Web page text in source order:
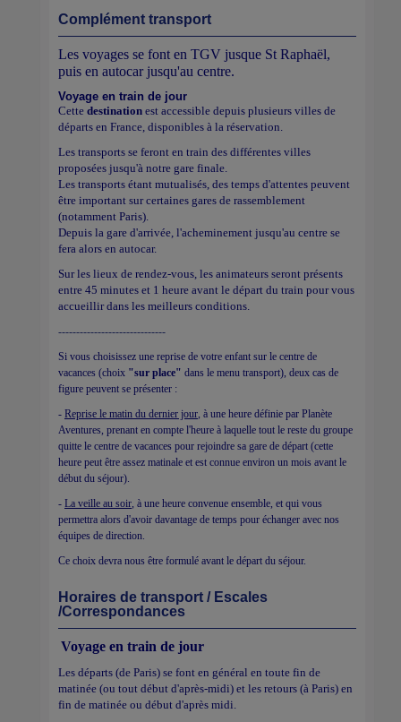
Complément transport
Les voyages se font en TGV jusque St Raphaël,
puis en autocar jusqu'au centre.
Voyage en train de jour
Cette destination est accessible depuis plusieurs villes de
départs en France, disponibles à la réservation.
Les transports se feront en train des différentes villes
proposées jusqu'à notre gare finale.
Les transports étant mutualisés, des temps d'attentes peuvent
être important sur certaines gares de rassemblement
(notamment Paris).
Depuis la gare d'arrivée, l'acheminement jusqu'au centre se
fera alors en autocar.
Sur les lieux de rendez-vous, les animateurs seront présents
entre 45 minutes et 1 heure avant le départ du train pour vous
accueillir dans les meilleurs conditions.
------------------------------
Si vous choisissez une reprise de votre enfant sur le centre de
vacances (choix "sur place" dans le menu transport), deux cas de
figure peuvent se présenter :
- Reprise le matin du dernier jour, à une heure définie par Planète
Aventures, prenant en compte l'heure à laquelle tout le reste du groupe
quitte le centre de vacances pour rejoindre sa gare de départ (cette
heure peut être assez matinale et est connue environ un mois avant le
début du séjour).
- La veille au soir, à une heure convenue ensemble, et qui vous
permettra alors d'avoir davantage de temps pour échanger avec nos
équipes de direction.
Ce choix devra nous être formulé avant le départ du séjour.
Horaires de transport / Escales
/Correspondances
Voyage en train de jour
Les départs (de Paris) se font en général en toute fin de
matinée (ou tout début d'après-midi) et les retours (à Paris) en
fin de matinée ou début d'après midi.